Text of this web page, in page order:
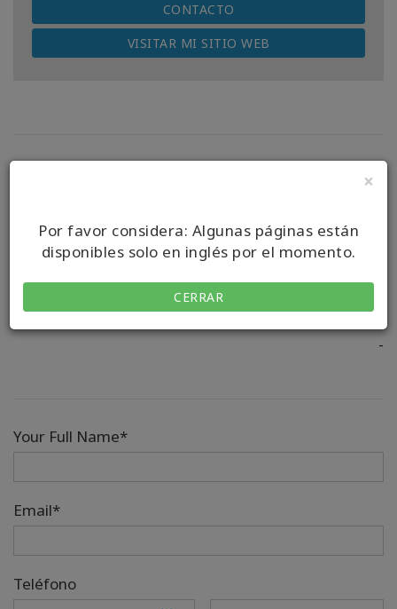
×
Por favor considera: Algunas páginas están
disponibles solo en inglés por el momento.
CERRAR
CONTACTO
VISITAR MI SITIO WEB
“Nur wer an Wunder glaubt, ist ein Realist.”
-
Your Full Name*
Email*
Teléfono